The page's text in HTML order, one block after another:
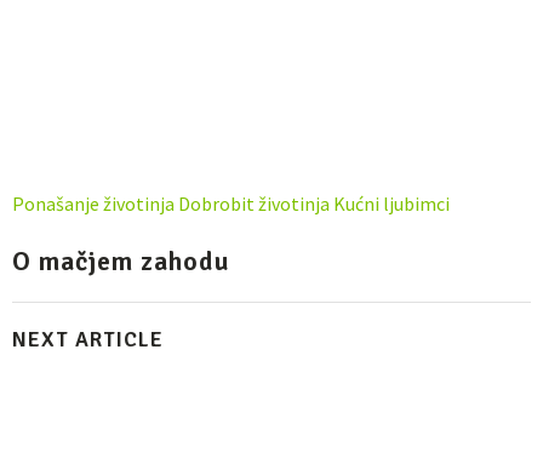
Ponašanje životinja Dobrobit životinja Kućni ljubimci
O mačjem zahodu
NEXT ARTICLE